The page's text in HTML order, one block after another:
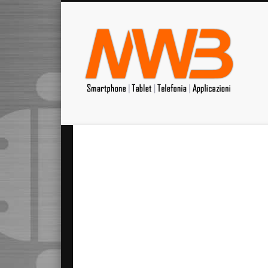
Siete appassionati di telefonia? I migliori Video,